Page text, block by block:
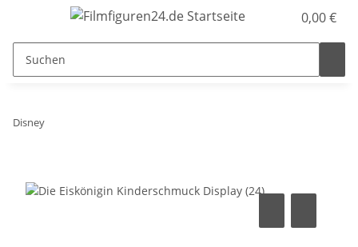
0,00 €
Disney